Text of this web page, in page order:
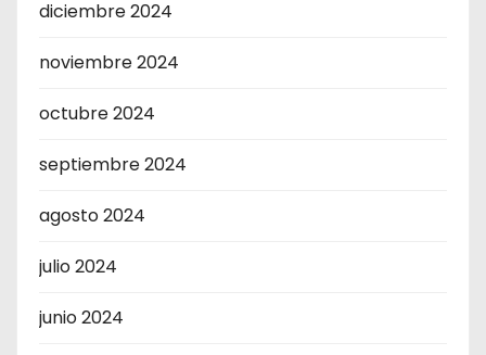
diciembre 2024
noviembre 2024
octubre 2024
septiembre 2024
agosto 2024
julio 2024
junio 2024